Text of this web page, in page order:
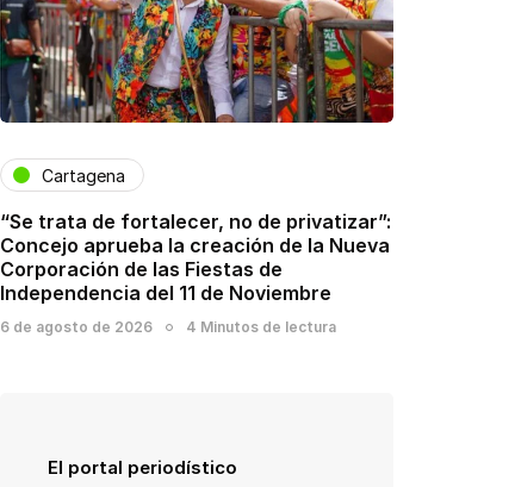
Cartagena
“Se trata de fortalecer, no de privatizar”:
Concejo aprueba la creación de la Nueva
Corporación de las Fiestas de
Independencia del 11 de Noviembre
6 de agosto de 2026 4 Minutos de lectura
El portal periodístico